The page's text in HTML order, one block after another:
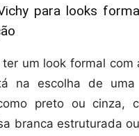
para looks
ter um look formal com
na escolha de
preto ou cinza,
branca estruturada